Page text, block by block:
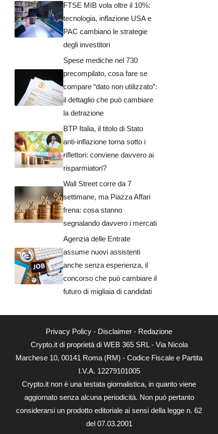
FTSE MIB vola oltre il 10%:
tecnologia, inflazione USA e
PAC cambiano le strategie
degli investitori
Spese mediche nel 730
precompilato, cosa fare se
compare “dato non utilizzato”:
il dettaglio che può cambiare
la detrazione
BTP Italia, il titolo di Stato
anti-inflazione torna sotto i
riflettori: conviene davvero ai
risparmiatori?
Wall Street corre da 7
settimane, ma Piazza Affari
frena: cosa stanno
segnalando davvero i mercati
Agenzia delle Entrate
assume nuovi assistenti
anche senza esperienza, il
concorso che può cambiare il
futuro di migliaia di candidati
Privacy Policy - Disclaimer - Redazione
Crypto.it di proprietà di WEB 365 SRL - Via Nicola
Marchese 10, 00141 Roma (RM) - Codice Fiscale e Partita
I.V.A. 12279101005
Crypto.it non è una testata giornalistica, in quanto viene
aggiornato senza alcuna periodicità. Non può pertanto
considerarsi un prodotto editoriale ai sensi della legge n. 62
del 07.03.2001